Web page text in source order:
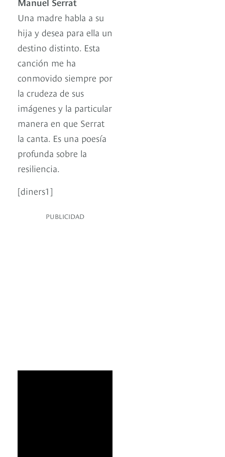
Una madre habla a su
hija y desea para ella un
destino distinto. Esta
canción me ha
conmovido siempre por
la crudeza de sus
imágenes y la particular
manera en que Serrat
la canta. Es una poesía
profunda sobre la
resiliencia.
[diners1]
PUBLICIDAD